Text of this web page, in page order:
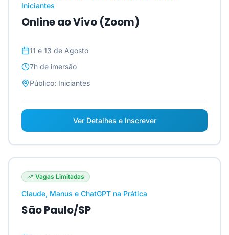
Iniciantes
Online ao Vivo (Zoom)
11 e 13 de Agosto
7h de imersão
Público: Iniciantes
Ver Detalhes e Inscrever
Vagas Limitadas
Claude, Manus e ChatGPT na Prática
São Paulo/SP